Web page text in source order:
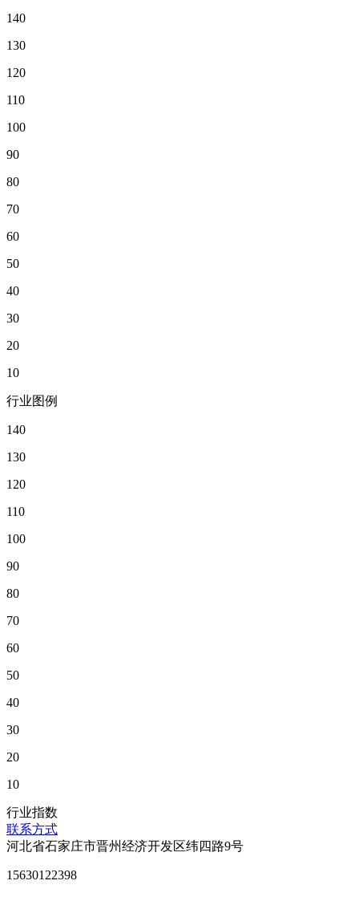
140
130
120
110
100
90
80
70
60
50
40
30
20
10
行业图例
140
130
120
110
100
90
80
70
60
50
40
30
20
10
行业指数
联系方式
河北省石家庄市晋州经济开发区纬四路9号
15630122398